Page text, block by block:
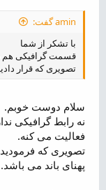
amin گفت:
با تشکر از شما
قسمت گرافیکی هم
تصویری که قرار
سلام دوست خوبم.
نه رابط گرافیکی
فعالیت می کنه.
تصویری که
پهنای باند می باشد.